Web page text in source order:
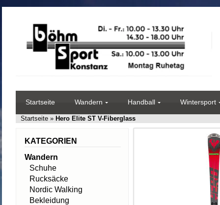
Startseite Wandern Handball Wintersport
Startseite » Hero Elite ST V-Fiberglass
KATEGORIEN
Wandern
Schuhe
Rucksäcke
Nordic Walking
Bekleidung